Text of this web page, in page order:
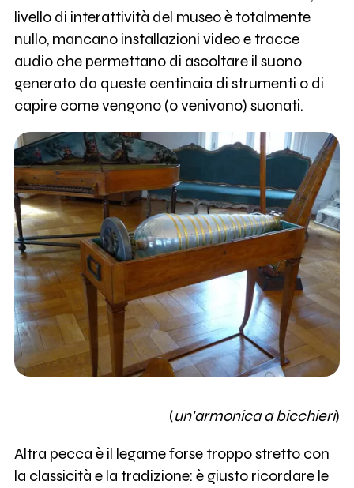
livello di interattività del museo è totalmente
nullo, mancano installazioni video e tracce
audio che permettano di ascoltare il suono
generato da queste centinaia di strumenti o di
capire come vengono (o venivano) suonati.
(un'armonica a bicchieri)
Altra pecca è il legame forse troppo stretto con
la classicità e la tradizione: è giusto ricordare le